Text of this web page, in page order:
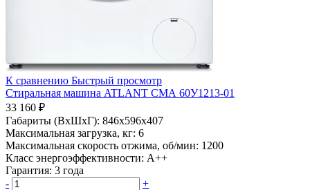
К сравнению Быстрый просмотр
Стиральная машина ATLANT СМА 60У1213-01
33 160 ₽
Габариты (ВхШхГ): 846x596x407
Максимальная загрузка, кг: 6
Максимальная скорость отжима, об/мин: 1200
Класс энергоэффективности: A++
Гарантия: 3 года
-
+